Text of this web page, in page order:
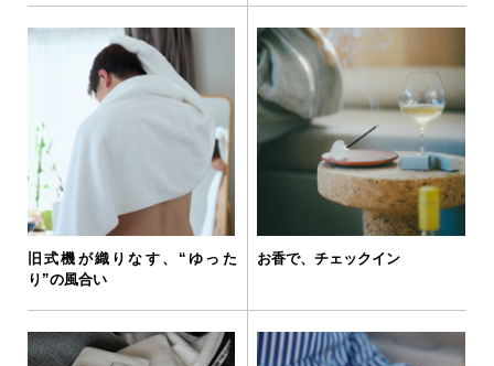
旧式機が織りなす、“ゆった
り”の風合い
お香で、チェックイン